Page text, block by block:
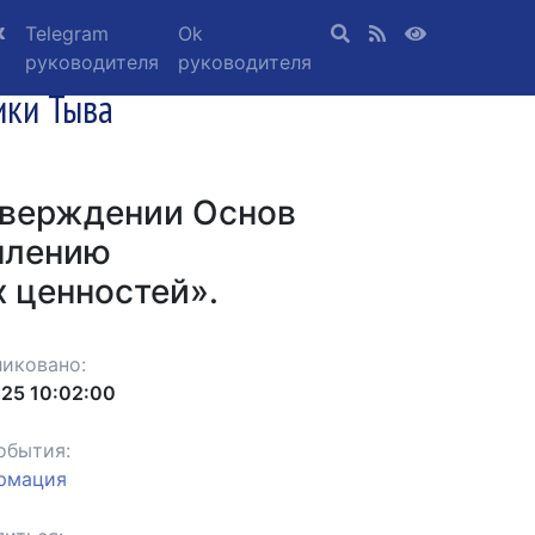
Telegram
руководителя
Ok
руководителя
Тыва
Основ
10:02:00